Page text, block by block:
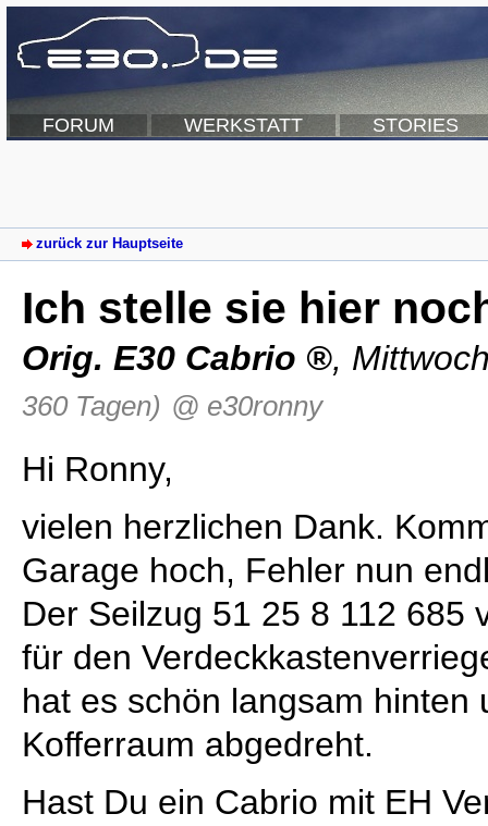
FORUM WERKSTATT STORIES
zurück zur Hauptseite
Ich stelle sie hier
Orig. E30 Cabrio ,
360 Tagen) @ e30ronny
Hi Ronny,
vielen herzlichen Dank.
Garage hoch, Fehler nun
Der Seilzug 51 25 8 112 685
für den
hat es schön langsam hinten
Kofferraum abgedreht.
Hast Du ein Cabrio mit EH